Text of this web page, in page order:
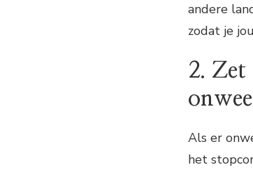
andere
zodat je
2. Zet
Als er
het